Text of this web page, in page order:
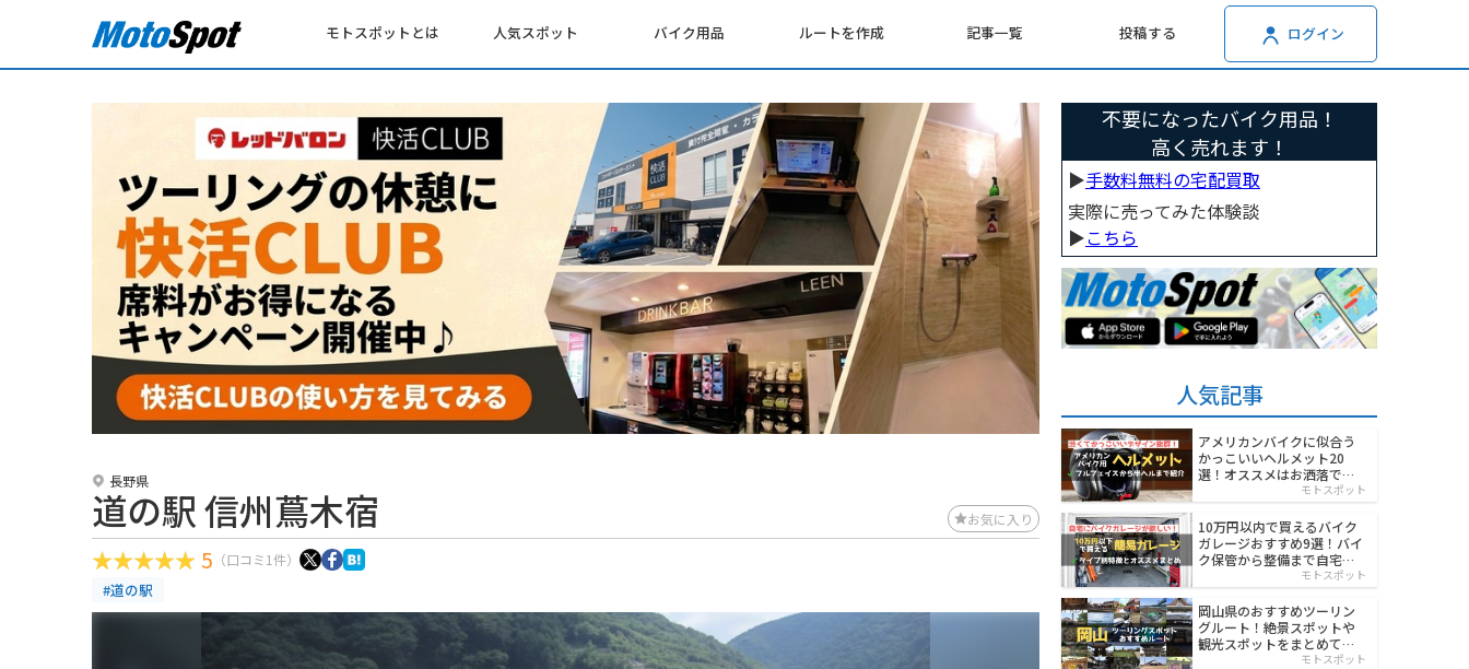
モトスポットとは 人気スポット バイク用品 ルートを作成 記事一覧 投稿する ログイン
長野県
道の駅 信州蔦木宿 お気に入り
5 （口コミ1件）
#道の駅
不要になったバイク用品！
高く売れます！
▶︎手数料無料の宅配買取
実際に売ってみた体験談
▶︎こちら
人気記事
アメリカンバイクに似合う
かっこいいヘルメット20
選！オススメはお洒落でワ
モトスポット
10万円以内で買えるバイク
ガレージおすすめ9選！バイ
ク保管から整備まで自宅で
モトスポット
岡山県のおすすめツーリン
グルート！絶景スポットや
観光スポットをまとめて紹
モトスポット